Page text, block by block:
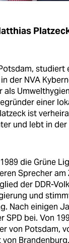
studiert
der NVA
einer
ist
und lebt in der
die Grüne
Sprecher am
der DDR-
und
Nach einigen
SPD bei. Von
von Potsdam,